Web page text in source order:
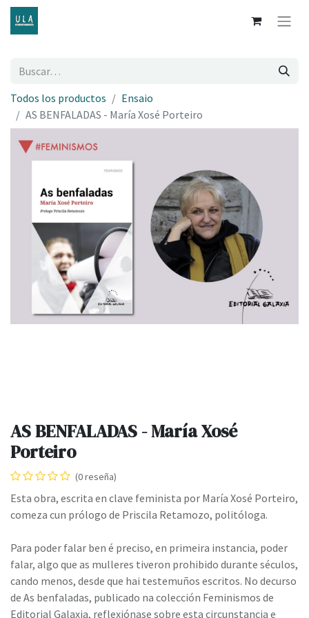
Todos los productos
Ensaio
AS BENFALADAS - María Xosé Porteiro
AS BENFALADAS - María Xosé
Porteiro
(0 reseña)
Esta obra, escrita en clave feminista por María Xosé Porteiro,
comeza cun prólogo de Priscila Retamozo, politóloga.
Para poder falar ben é preciso, en primeira instancia, poder
falar, algo que as mulleres tiveron prohibido durante séculos,
cando menos, desde que hai testemuños escritos. No decurso
de As benfaladas, publicado na colección Feminismos de
Editorial Galaxia, reflexiónase sobre esta circunstancia e